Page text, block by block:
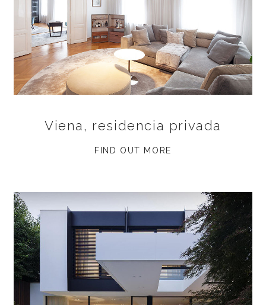
Viena, residencia privada
FIND OUT MORE